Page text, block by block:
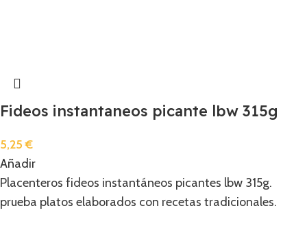
Fideos instantaneos picante lbw 315g
5,25€
Añadir
Placenteros fideos instantáneos picantes lbw 315g.
prueba platos elaborados con recetas tradicionales.